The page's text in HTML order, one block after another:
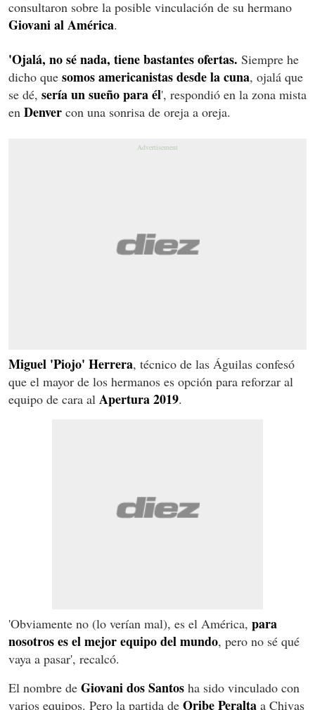
consultaron sobre la posible vinculación de su hermano
Giovani al América.
'Ojalá, no sé nada, tiene bastantes ofertas. Siempre he
dicho que somos americanistas desde la cuna, ojalá que
se dé, sería un sueño para él', respondió en la zona mista
en Denver con una sonrisa de oreja a oreja.
Miguel 'Piojo' Herrera, técnico de las Águilas confesó
que el mayor de los hermanos es opción para reforzar al
equipo de cara al Apertura 2019.
'Obviamente no (lo verían mal), es el América, para
nosotros es el mejor equipo del mundo, pero no sé qué
vaya a pasar', recalcó.
El nombre de Giovani dos Santos ha sido vinculado con
varios equipos. Pero la partida de Oribe Peralta a Chivas